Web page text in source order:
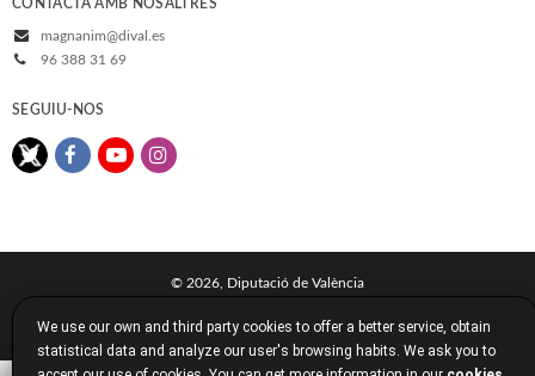
CONTACTA AMB NOSALTRES
magnanim@dival.es
96 388 31 69
SEGUIU-NOS
© 2026, Diputació de València
Política de cookies
Política de privacitat
Condicions de compra
Diputació de València
We use our own and third party cookies to offer a better service, obtain
statistical data and analyze our user's browsing habits. We ask you to